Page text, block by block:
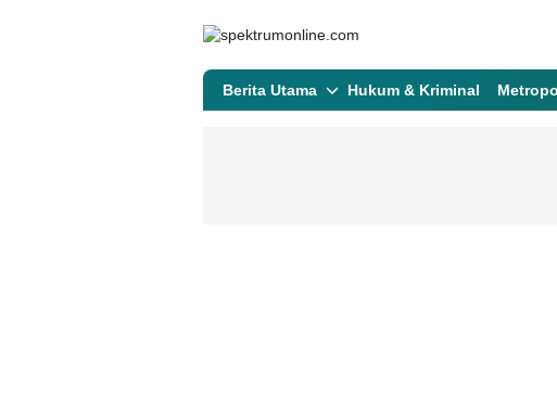
spektrumonline.com
Berita Utama
Hukum & Kriminal